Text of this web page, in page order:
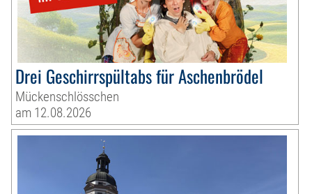
Drei Geschirrspültabs für Aschenbrödel
Mückenschlösschen
am 12.08.2026